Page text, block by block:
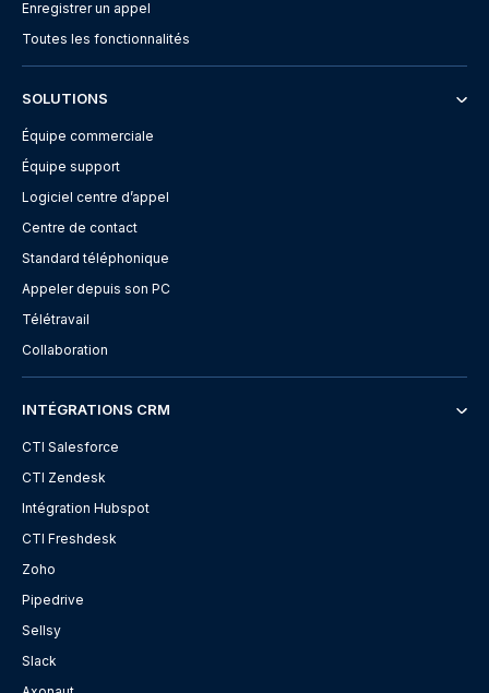
Enregistrer un appel
Toutes les fonctionnalités
SOLUTIONS
Équipe commerciale
Équipe support
Logiciel centre d’appel
Centre de contact
Standard téléphonique
Appeler depuis son PC
Télétravail
Collaboration
INTÉGRATIONS CRM
CTI Salesforce
CTI Zendesk
Intégration Hubspot
CTI Freshdesk
Zoho
Pipedrive
Sellsy
Slack